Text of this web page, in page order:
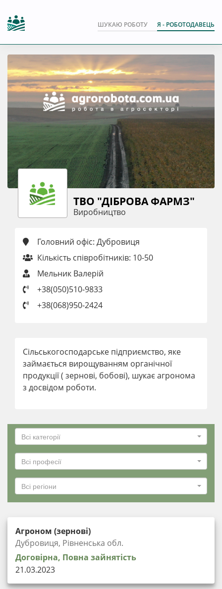
ШУКАЮ РОБОТУ Я - РОБОТОДАВЕЦЬ
ТВО "ДІБРОВА ФАРМЗ"
Виробництво
Головний офіс: Дубровиця
Кількість співробітників: 10-50
Мельник Валерій
+38(050)510-9833
+38(068)950-2424
Сільськогосподарське підприємство, яке
займається вирощуванням органічної
продукції ( зернові, бобові), шукає агронома
з досвідом роботи.
Всі категорії
Всі професії
Всі регіони
Агроном (зернові)
Дубровиця, Рівненська обл.
Договірна, Повна зайнятість
21.03.2023